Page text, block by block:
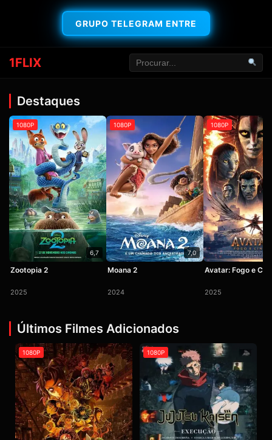
GRUPO TELEGRAM ENTRE
1FLIX
Destaques
1080P
6,7
Zootopia 2
2025
1080P
7,0
Moana 2
2024
1080P
Avatar: Fogo e
2025
Últimos Filmes Adicionados
1080P 1080P